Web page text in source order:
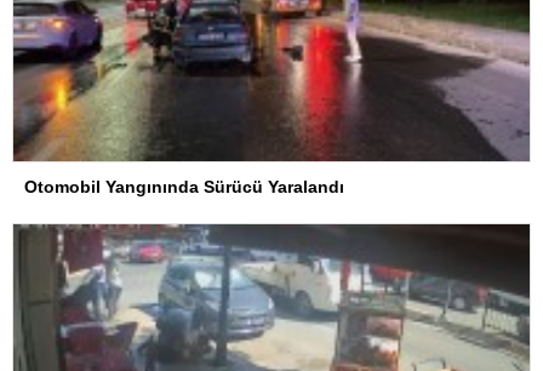
Otomobil Yangınında Sürücü Yaralandı